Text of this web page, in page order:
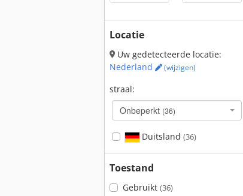
Locatie
Uw gedetecteerde locatie:
Nederland
(wijzigen)
straal:
Onbeperkt (36)
Duitsland (36)
Toestand
Gebruikt (36)